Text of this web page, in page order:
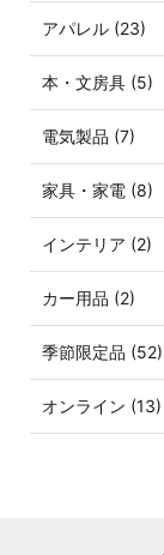
アパレル (23)
本・文房具 (5)
電気製品 (7)
家具・家電 (8)
インテリア (2)
カー用品 (2)
季節限定品 (52)
オンライン (13)